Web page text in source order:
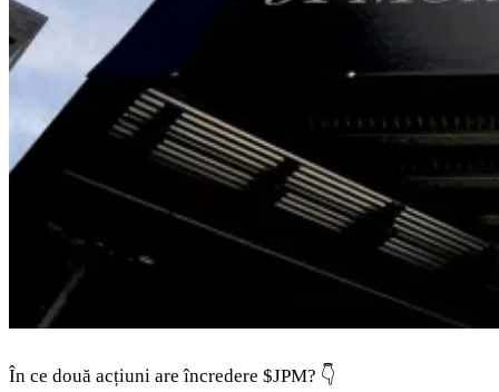
În ce două acțiuni are încredere $JPM? 👇